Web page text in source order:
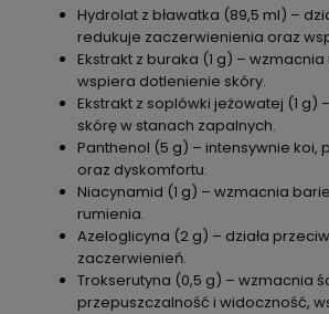
Hydrolat z bławatka (89,5 ml) –
redukuje zaczerwienienia oraz
Ekstrakt z buraka (1 g) –
wspiera dotlenienie skóry.
Ekstrakt z soplówki jeżowatej (1
skórę w stanach zapalnych.
Panthenol (5 g) – intensywnie
oraz dyskomfortu.
Niacynamid (1 g) – wzmacnia
rumienia.
Azeloglicyna (2 g) – działa
zaczerwienień.
Trokserutyna (0,5 g) – wzmacnia
przepuszczalność i widoczność,